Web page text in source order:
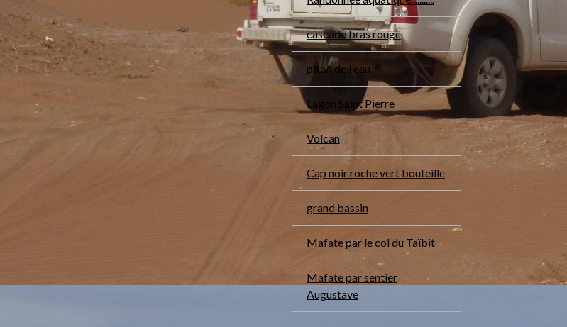
cascade bras rouge
piton de l'eau
Lagon Saint Pierre
Volcan
Cap noir roche vert bouteille
grand bassin
Mafate par le col du Taïbit
Mafate par sentier
Augustave